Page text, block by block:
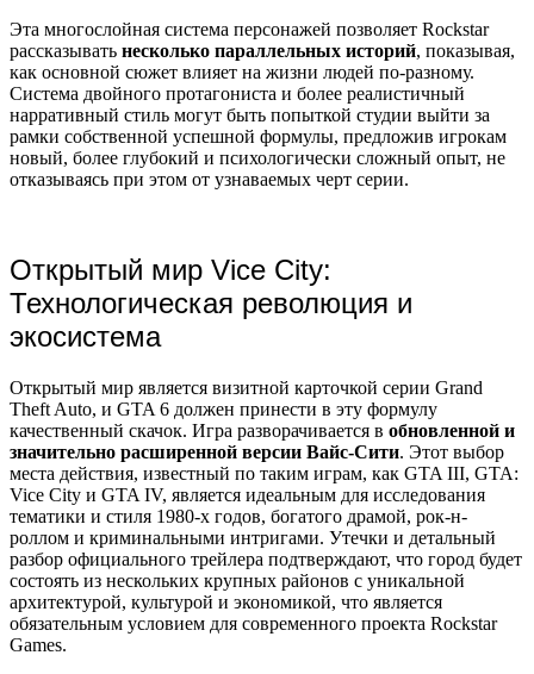
Эта многослойная система персонажей позволяет Rockstar
рассказывать несколько параллельных историй, показывая,
как основной сюжет влияет на жизни людей по-разному.
Система двойного протагониста и более реалистичный
нарративный стиль могут быть попыткой студии выйти за
рамки собственной успешной формулы, предложив игрокам
новый, более глубокий и психологически сложный опыт, не
отказываясь при этом от узнаваемых черт серии.
Открытый мир Vice City:
Технологическая революция и
экосистема
Открытый мир является визитной карточкой серии Grand
Theft Auto, и GTA 6 должен принести в эту формулу
качественный скачок. Игра разворачивается в обновленной и
значительно расширенной версии Вайс-Сити. Этот выбор
места действия, известный по таким играм, как GTA III, GTA:
Vice City и GTA IV, является идеальным для исследования
тематики и стиля 1980-х годов, богатого драмой, рок-н-
роллом и криминальными интригами. Утечки и детальный
разбор официального трейлера подтверждают, что город будет
состоять из нескольких крупных районов с уникальной
архитектурой, культурой и экономикой, что является
обязательным условием для современного проекта Rockstar
Games.